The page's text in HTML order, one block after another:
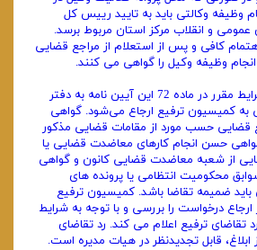
‌وظیفه وکالتی باید به تایید رییس کل
و انقلاب مرکز استان مربوط برسد.
کافی و پس از استعلام از مراجع قضایی
‌وظیفه وکیل را گواهی می ‌کنند.
درخواست ترفیع با رعایت شرایط مقرر در ماده 72 این آیین نامه به دفتر
کمیسیون ترفیع ارجاع می‌شود. گواهی
قضایی حسب مورد از مقامات قضایی مذکور
نامه، گواهی حسن انجام کارهای معاضدت قضایی یا
از شعبه معاضدت قضایی کانون و گواهی
محکومیت انتظامی یا پرونده‌ های
باید ضمیمه تقاضا باشد. کمیسیون ترفیع
درخواست را بررسی و با توجه به شرایط
تقاضای ترفیع اعلام می کند. رد تقاضای
قابل تجدیدنظر در هیات‌ مدیره است.